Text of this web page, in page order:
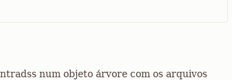
num objeto árvore com os arquivos